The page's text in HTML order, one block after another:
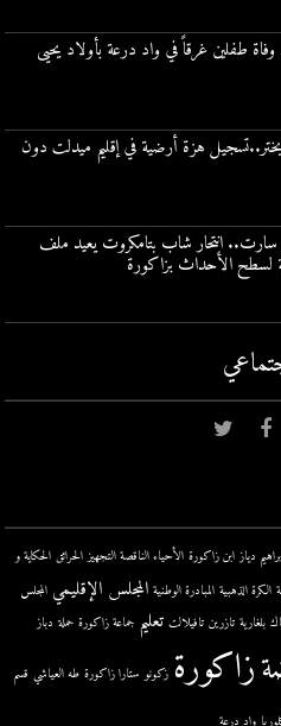
طفلين غرقاً في واد درعة بأولاد يحيى
ريختر..تسجيل هزة أرضية في إقليم ميدلت دون
سارت.. انتحار شاب بتامكروت يعيد ملف
لسطح الأحداث بزاكورة
دياز ابن زاكورة الأحياء الناقصة التجهيز الحرائق الحكاية و
الكرة الذهبية المبادرة الوطنية المجلس الإقليمي المجلس
بلغارية تازرين تافيلالت تعليم جماعة زاكورة حملة دباز
زاكورة زكونو ستارا زاكورة طه العياشي قسم